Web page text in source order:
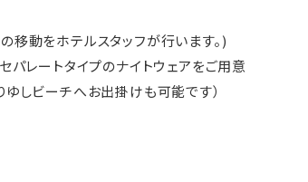
移動をホテルスタッフが行います。)
パレートタイプのナイトウェアをご用意
ゆしビーチへお出掛けも可能です）